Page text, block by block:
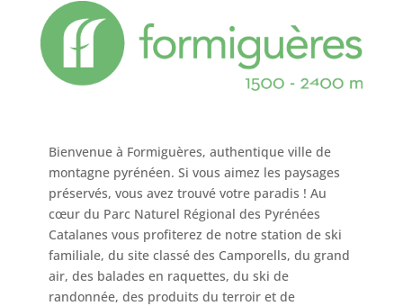
Bienvenue à Formiguères, authentique ville de
montagne pyrénéen. Si vous aimez les paysages
préservés, vous avez trouvé votre paradis ! Au
cœur du Parc Naturel Régional des Pyrénées
Catalanes vous profiterez de notre station de ski
familiale, du site classé des Camporells, du grand
air, des balades en raquettes, du ski de
randonnée, des produits du terroir et de